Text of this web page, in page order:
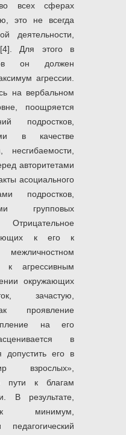
всех сферах
это не всегда
деятельности,
Для этого в
он должен
агрессии.
на вербальном
поощряется
подростков,
в качестве
несгибаемости,
авторитетами
асоциального
подростков,
групповых
к его к
к агрессивным
окружающих
зачастую,
проявление
на его
в
допустить его в
взрослых»,
пути к благам
В результате,
минимум,